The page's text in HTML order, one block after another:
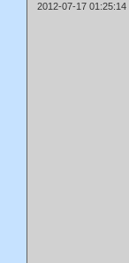
2012-07-17 01:25:14